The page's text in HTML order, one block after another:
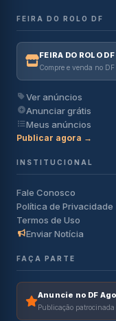
FEIRA DO ROLO DF
FEIRA DO ROLO DF
Compre e venda no DF
Ver anúncios
Anunciar grátis
Meus anúncios
Publicar agora →
INSTITUCIONAL
Fale Conosco
Política de Privacidade
Termos de Uso
Enviar Notícia
FAÇA PARTE
Anuncie no DF
Publicação patrocinada